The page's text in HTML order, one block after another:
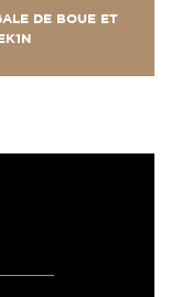
DE BOUE ET